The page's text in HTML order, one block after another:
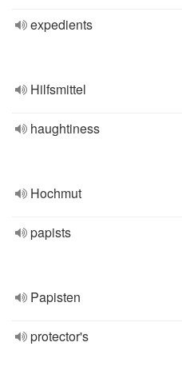
expedients
Hilfsmittel
haughtiness
Hochmut
papists
Papisten
protector's